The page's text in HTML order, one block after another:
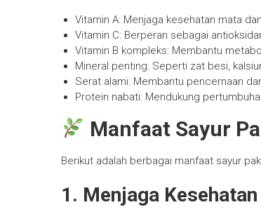
Vitamin A: Menjaga kesehatan mata
Vitamin C: Berperan sebagai
Vitamin B kompleks: Membantu
Mineral penting: Seperti zat besi,
Serat alami: Membantu pencernaan
Protein nabati: Mendukung
Manfaat Sayur
Berikut adalah berbagai manfaat sayur
1. Menjaga